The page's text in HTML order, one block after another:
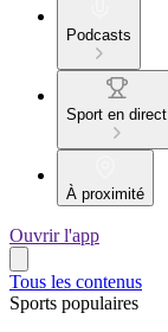
Podcasts
Sport en direct
À proximité
Ouvrir l'app
Tous les contenus
Sports populaires